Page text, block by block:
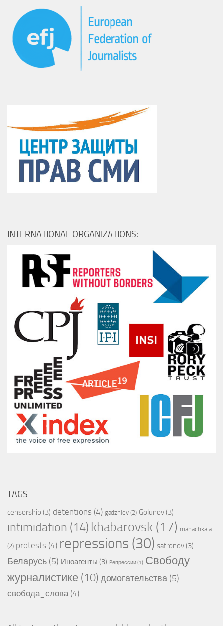
INTERNATIONAL ORGANIZATIONS:
TAGS
censorship (3) detentions (4) gadzhiev(2) Golunov (3)
intimidation (14) khabarovsk (17) mahachkala
(2) protests (4) repressions (30) safronov (3)
Беларусь (5) Иноагенты (3) Репрессии(1) Свободу
журналистике (10) домогательства (5)
свобода_слова(4)